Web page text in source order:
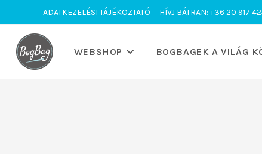
content
ADATKEZELÉSI TÁJÉKOZTATÓ HÍVJ BÁTRAN: +36 20 917
WEBSHOP BOGBAGEK A VILÁG